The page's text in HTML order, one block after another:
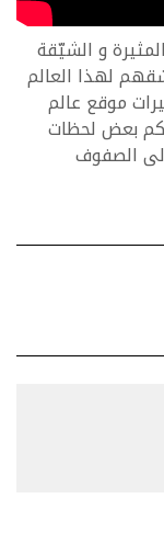
و الشيّقة
لهذا العالم
موقع عالم
بعض لحظات
الصفوف